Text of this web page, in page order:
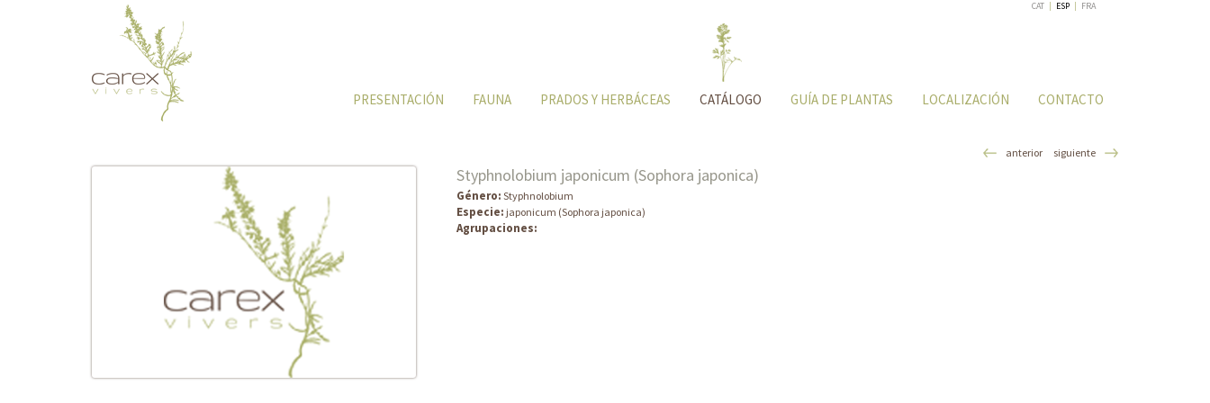
CAT | ESP | FRA
PRESENTACIÓN FAUNA PRADOS Y HERBÁCEAS CATÁLOGO GUÍA DE PLANTAS LOCALIZACIÓN CONTACTO
anterior siguiente
Styphnolobium japonicum (Sophora japonica)
Género: Styphnolobium
Especie: japonicum (Sophora japonica)
Agrupaciones: